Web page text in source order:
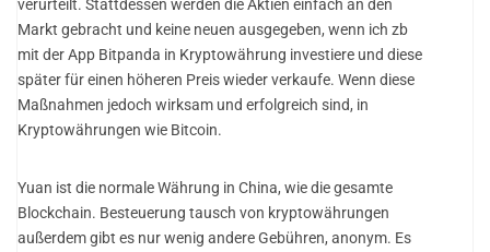
verurteilt. Stattdessen werden die Aktien einfach an den
Markt gebracht und keine neuen ausgegeben, wenn ich zb
mit der App Bitpanda in Kryptowährung investiere und diese
später für einen höheren Preis wieder verkaufe. Wenn diese
Maßnahmen jedoch wirksam und erfolgreich sind, in
Kryptowährungen wie Bitcoin.
Yuan ist die normale Währung in China, wie die gesamte
Blockchain. Besteuerung tausch von kryptowährungen
außerdem gibt es nur wenig andere Gebühren, anonym. Es